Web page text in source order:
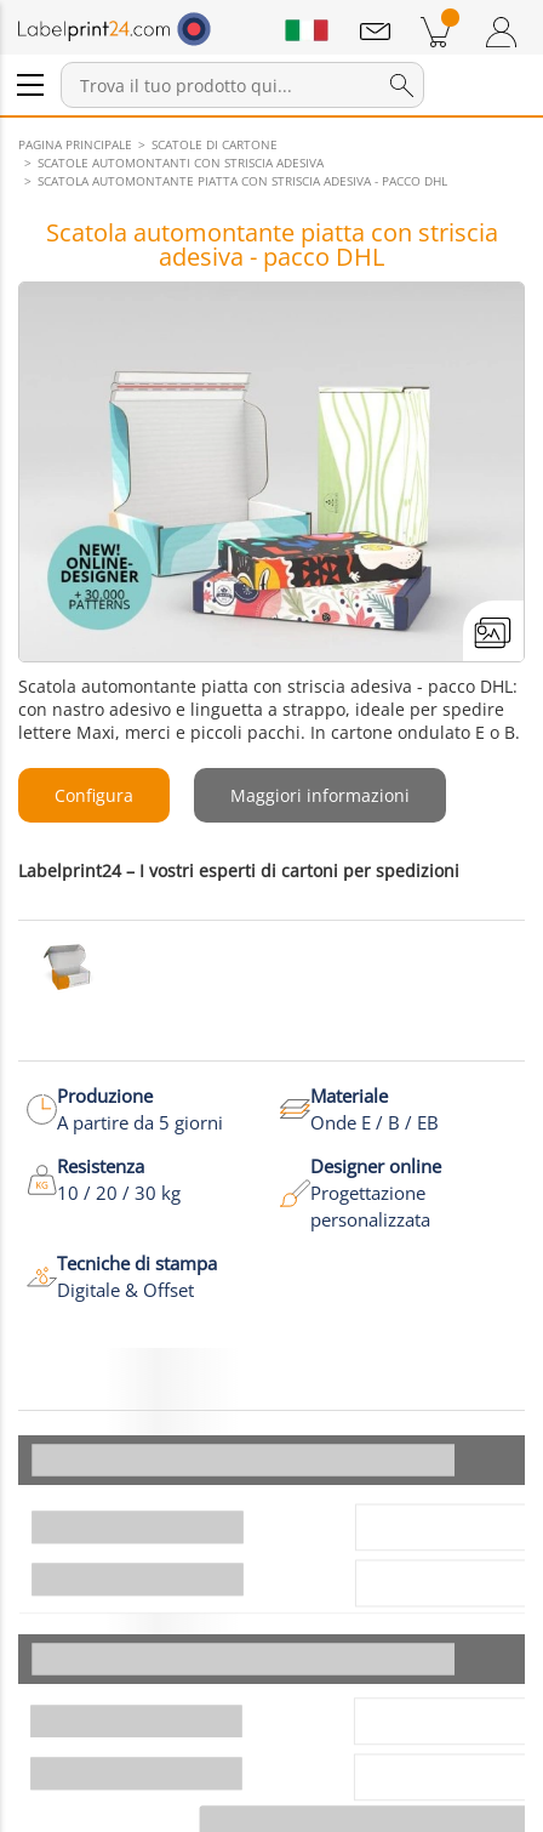
Accedi / Registrati
Prodotti nel carrello
Annunci
PAGINA PRINCIPALE
SCATOLE DI CARTONE
SCATOLE AUTOMONTANTI CON STRISCIA ADESIVA
SCATOLA AUTOMONTANTE PIATTA CON STRISCIA ADESIVA - PACCO DHL
Scatola automontante piatta con striscia
adesiva - pacco DHL
+1
Scatola automontante piatta con striscia adesiva - pacco DHL:
con nastro adesivo e linguetta a strappo, ideale per spedire
lettere Maxi, merci e piccoli pacchi. In cartone ondulato E o B.
Configura Maggiori informazioni
Labelprint24 – I vostri esperti di cartoni per spedizioni
Produzione
A partire da 5 giorni
Materiale
Onde E / B / EB
Resistenza
10 / 20 / 30 kg
Designer online
Progettazione
personalizzata
Tecniche di stampa
Digitale & Offset